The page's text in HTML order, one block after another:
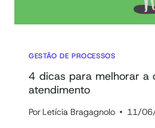
REPRESENTAR
PROCESSO
GESTÃO DE PROCESSOS
4 dicas para melhorar a
atendimento
Por Letícia Bragagnolo 11/